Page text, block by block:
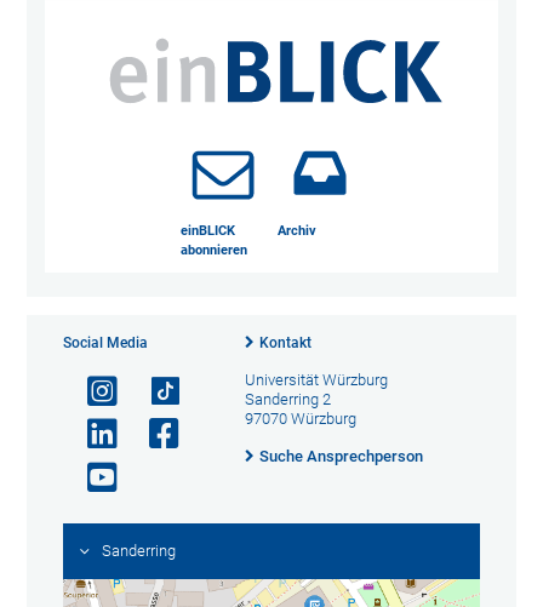
einBLICK
abonnieren
Archiv
Social Media Kontakt
Universität Würzburg
Sanderring 2
97070 Würzburg
Suche Ansprechperson
Sanderring